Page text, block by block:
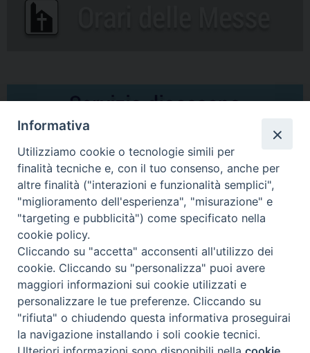
Comunicati Stampa
Il cordoglio dei Vescovi di Puglia per la morte di S.E.R. Mons. Agostino
Superbo
Nasce la Consulta Diocesana delle Aggregazioni Laicali di Castellaneta
Archivio comunicati stampa
Informativa
Utilizziamo cookie o tecnologie simili per
finalità tecniche e, con il tuo consenso, anche per
altre finalità ("interazioni e funzionalità semplici",
"miglioramento dell'esperienza", "misurazione" e
"targeting e pubblicità") come specificato nella
cookie policy.
Cliccando su "accetta" acconsenti all'utilizzo dei
cookie. Cliccando su "personalizza" puoi avere
maggiori informazioni sui cookie utilizzati e
personalizzare le tue preferenze. Cliccando su
"rifiuta" o chiudendo questa informativa proseguirai
la navigazione installando i soli cookie tecnici.